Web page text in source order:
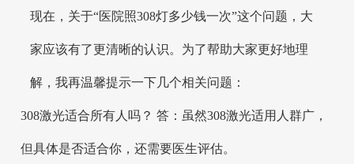
现在，关于“医院照308灯多少钱一次”这个问题，大
家应该有了更清晰的认识。为了帮助大家更好地理
解，我再温馨提示一下几个相关问题：
308激光适合所有人吗？ 答：虽然308激光适用人群广，
但具体是否适合你，还需要医生评估。